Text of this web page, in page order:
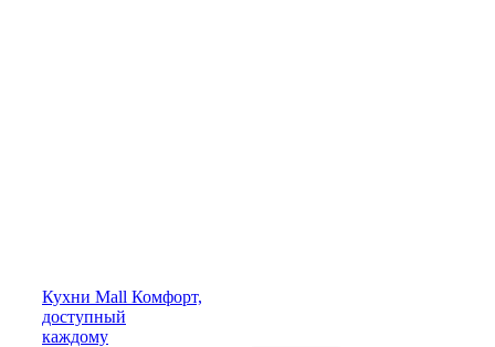
Кухни Mall Комфорт,
доступный
каждому